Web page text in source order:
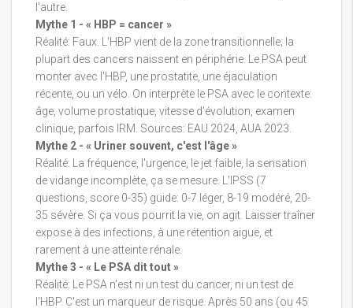
l'autre.
Mythe 1 - « HBP = cancer »
Réalité: Faux. L'HBP vient de la zone transitionnelle; la
plupart des cancers naissent en périphérie. Le PSA peut
monter avec l'HBP, une prostatite, une éjaculation
récente, ou un vélo. On interprète le PSA avec le contexte:
âge, volume prostatique, vitesse d'évolution, examen
clinique, parfois IRM. Sources: EAU 2024, AUA 2023.
Mythe 2 - « Uriner souvent, c'est l'âge »
Réalité: La fréquence, l'urgence, le jet faible, la sensation
de vidange incomplète, ça se mesure. L'IPSS (7
questions, score 0-35) guide: 0-7 léger, 8-19 modéré, 20-
35 sévère. Si ça vous pourrit la vie, on agit. Laisser traîner
expose à des infections, à une rétention aiguë, et
rarement à une atteinte rénale.
Mythe 3 - « Le PSA dit tout »
Réalité: Le PSA n'est ni un test du cancer, ni un test de
l'HBP. C'est un marqueur de risque. Après 50 ans (ou 45